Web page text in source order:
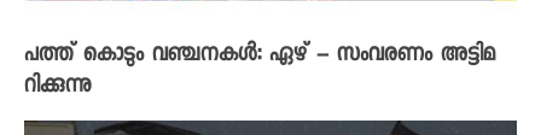
പത്ത് കൊടും വഞ്ചനകൾ: ഏഴ് – സംവരണം അട്ടിമ
റിക്കുന്നു